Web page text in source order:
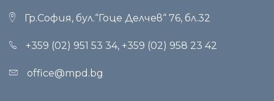
Гр.София, бул.“Гоце Делчев“ 76, бл.32
+359 (02) 951 53 34, +359 (02) 958 23 42
office@mpd.bg